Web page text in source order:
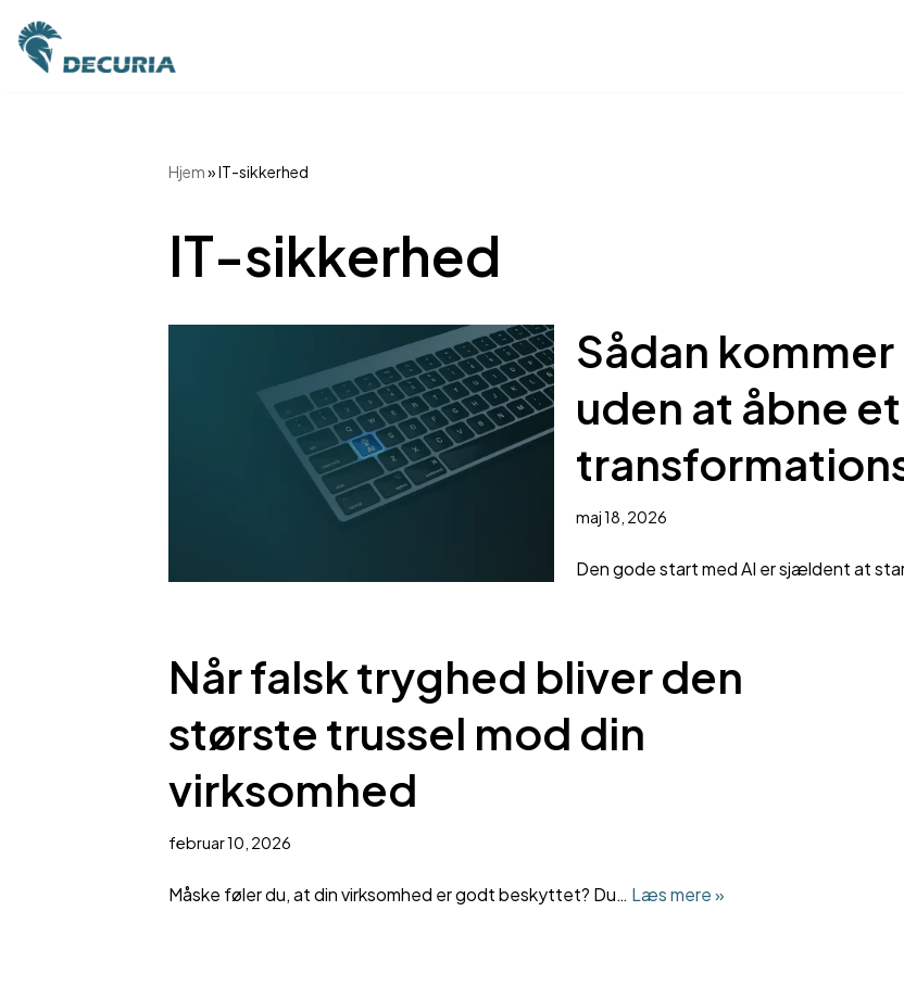
Spring
Hjem»IT-sikkerhed
IT-sikkerhed
Sådan
uden at åbne
maj 18, 2026
Den gode start med AI er sjældent at
Når falsk tryghed bliver den
største trussel mod din
virksomhed
februar 10, 2026
Måske føler du, at din virksomhed er godt beskyttet? Du… Læs mere »